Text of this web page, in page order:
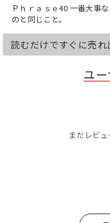
Ｐｈｒａｓｅ40 一番大事
のと同じこと。
読むだけですぐに売
ユ
まだレビ